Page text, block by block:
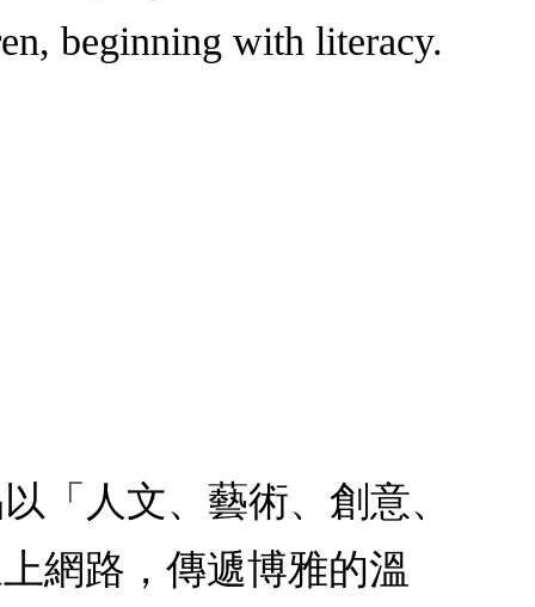
beginning with literacy.
「人文、藝術、創意、
網路，傳遞博雅的溫